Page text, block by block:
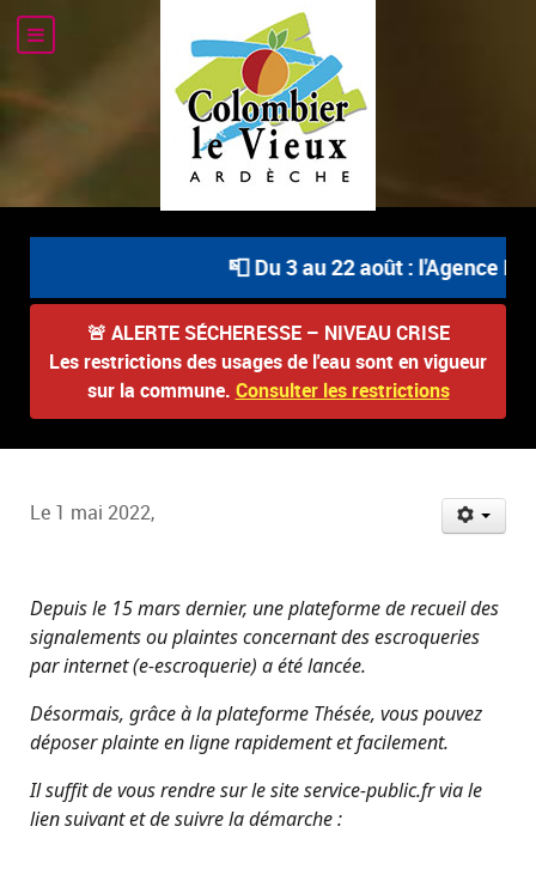
📮 Du 3 au 22 août : l'Agence
🚨 ALERTE SÉCHERESSE – NIVEAU CRISE
Les restrictions des usages de l'eau sont en vigueur
sur la commune. Consulter les restrictions
Le 1 mai 2022,
Depuis le 15 mars dernier, une plateforme de recueil des
signalements ou plaintes concernant des escroqueries
par internet (e-escroquerie) a été lancée.
Désormais, grâce à la plateforme Thésée, vous pouvez
déposer plainte en ligne rapidement et facilement.
Il suffit de vous rendre sur le site service-public.fr via le
lien suivant et de suivre la démarche :